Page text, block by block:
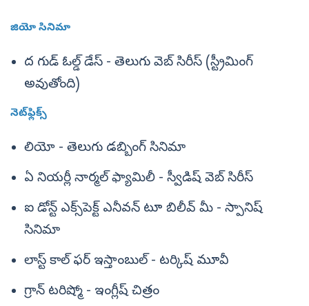
జియో సినిమా
ద గుడ్ ఓల్డ్ డేస్ - తెలుగు వెబ్ సిరీస్ (స్ట్రీమింగ్
అవుతోంది)
నెట్‌ఫ్లిక్స్
లియో - తెలుగు డబ్బింగ్ సినిమా
ఏ నియర్లీ నార్మల్ ఫ్యామిలీ - స్వీడిష్ వెబ్ సిరీస్
ఐ డోన్ట్ ఎక్స్‌పెక్ట్ ఎనీవన్ టూ బిలీవ్ మీ - స్పానిష్
సినిమా
లాస్ట్ కాల్ ఫర్ ఇస్తాంబుల్ - టర్కిష్ మూవీ
గ్రాన్ టరిష్మో - ఇంగ్లీష్ చిత్రం